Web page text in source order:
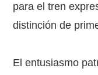
para el tren
distinción de
El entusiasmo